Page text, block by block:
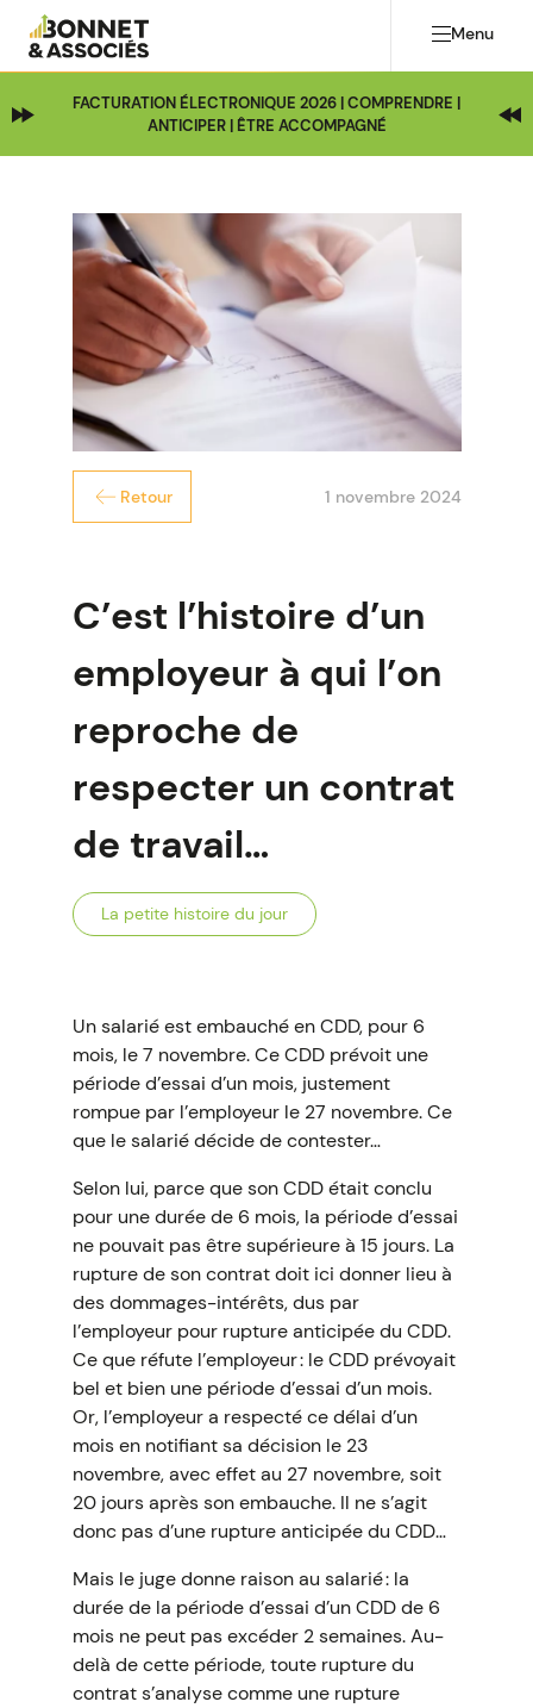
Menu
FACTURATION ÉLECTRONIQUE 2026 | COMPRENDRE |
ANTICIPER | ÊTRE ACCOMPAGNÉ
Retour 1 novembre 2024
C’est l’histoire d’un
employeur à qui l’on
reproche de
respecter un contrat
de travail…
La petite histoire du jour
Un salarié est embauché en CDD, pour 6
mois, le 7 novembre. Ce CDD prévoit une
période d’essai d’un mois, justement
rompue par l’employeur le 27 novembre. Ce
que le salarié décide de contester…
Selon lui, parce que son CDD était conclu
pour une durée de 6 mois, la période d’essai
ne pouvait pas être supérieure à 15 jours. La
rupture de son contrat doit ici donner lieu à
des dommages-intérêts, dus par
l’employeur pour rupture anticipée du CDD.
Ce que réfute l’employeur : le CDD prévoyait
bel et bien une période d’essai d’un mois.
Or, l’employeur a respecté ce délai d’un
mois en notifiant sa décision le 23
novembre, avec effet au 27 novembre, soit
20 jours après son embauche. Il ne s’agit
donc pas d’une rupture anticipée du CDD…
Mais le juge donne raison au salarié : la
durée de la période d’essai d’un CDD de 6
mois ne peut pas excéder 2 semaines. Au-
delà de cette période, toute rupture du
contrat s’analyse comme une rupture